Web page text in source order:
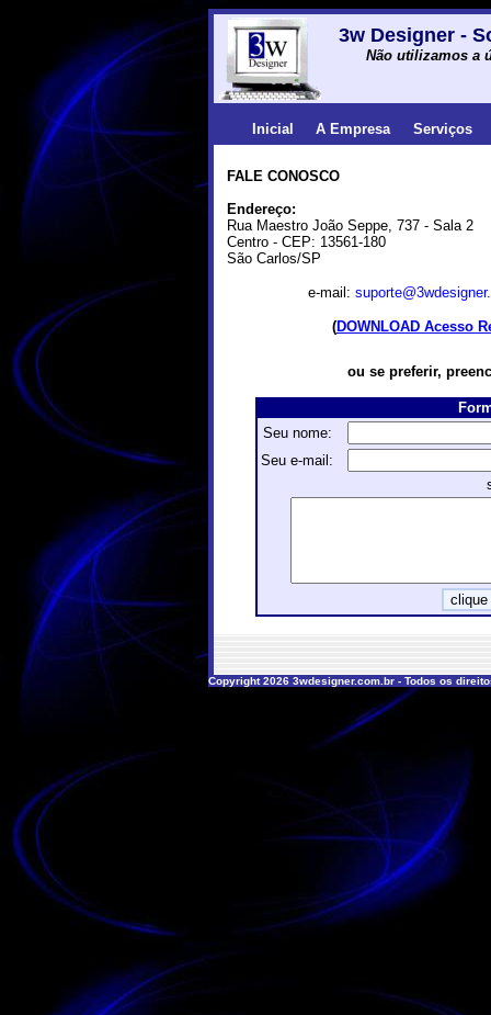
3w Designer -
Não utilizamos a
Inicial A Empresa Serviços
FALE CONOSCO
Endereço:
Rua Maestro João Seppe, 737 - Sala 2
Centro - CEP: 13561-180
São Carlos/SP
e-mail:
(DOWNLOAD Acesso
ou se preferir,
Seu nome:
Seu e-mail:
Copyright 2026 3wdesigner.com.br - Todos os